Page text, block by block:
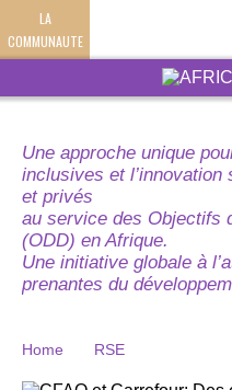
LA
COMMUNAUTE
Une approche unique
inclusives et
et privés
au service des Objectifs
(ODD) en Afrique.
Une initiative globale à
prenantes du
Home RSE